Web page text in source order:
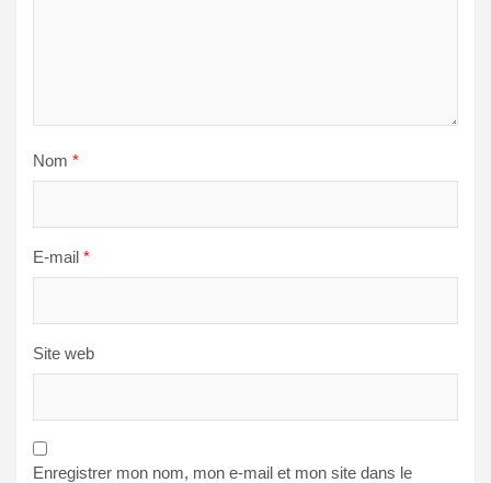
Nom *
E-mail *
Site web
Enregistrer mon nom, mon e-mail et mon site dans le